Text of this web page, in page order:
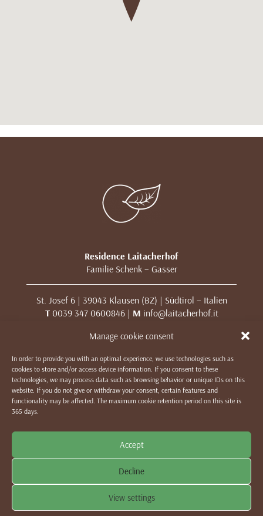
Manage cookie consent
In order to provide you with an optimal experience, we use technologies such as
cookies to store and/or access device information. If you consent to these
technologies, we may process data such as browsing behavior or unique IDs on this
website. If you do not give or withdraw your consent, certain features and
functionality may be affected. The maximum cookie retention period on this site is
365 days.
Accept
Decline
View settings
Residence Laitacherhof
Familie Schenk – Gasser
St. Josef 6 | 39043 Klausen (BZ) | Südtirol – Italien
T0039 347 0600846 | M info@laitacherhof.it
MwSt. Nr. 01209000213
IMPRESSUM|DATENSCHUTZ & COOKIES|WE LIKE TO
MUWit